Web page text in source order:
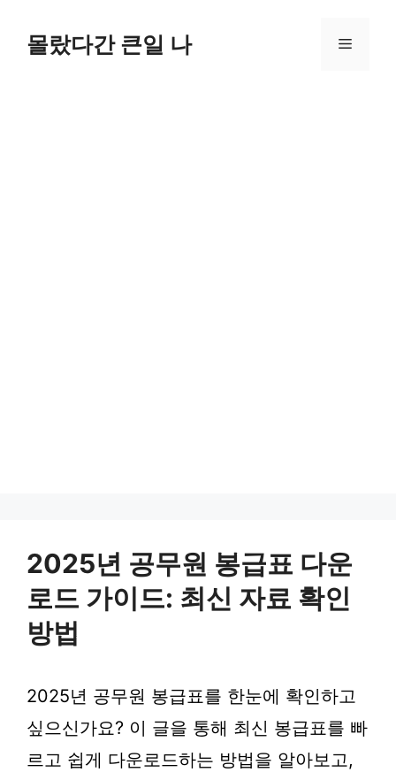
몰랐다간 큰일 나 메
2025년 공무원 봉급표 다운
로드 가이드: 최신 자료 확인
방법
2025년 공무원 봉급표를 한눈에 확인하고
싶으신가요? 이 글을 통해 최신 봉급표를 빠
르고 쉽게 다운로드하는 방법을 알아보고,